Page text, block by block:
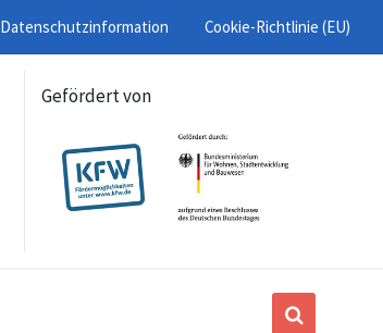
Datenschutzinformation Cookie-Richtlinie (EU)
Gefördert von